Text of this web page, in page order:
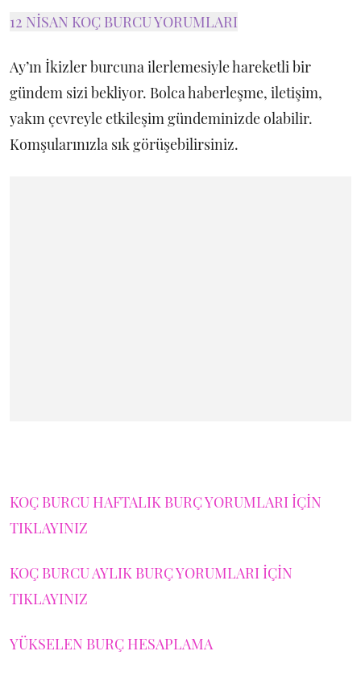
12 NİSAN KOÇ BURCU YORUMLARI
Ay’ın İkizler burcuna ilerlemesiyle hareketli bir
gündem sizi bekliyor. Bolca haberleşme, iletişim,
yakın çevreyle etkileşim gündeminizde olabilir.
Komşularınızla sık görüşebilirsiniz.
KOÇ BURCU HAFTALIK BURÇ YORUMLARI İÇİN
TIKLAYINIZ
KOÇ BURCU AYLIK BURÇ YORUMLARI İÇİN
TIKLAYINIZ
YÜKSELEN BURÇ HESAPLAMA